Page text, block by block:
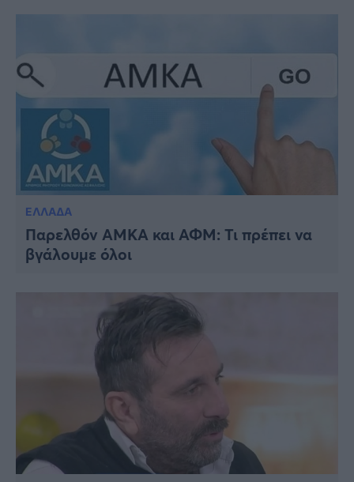
ΕΛΛΑΔΑ
Παρελθόν ΑΜΚΑ και ΑΦΜ: Τι πρέπει να
βγάλουμε όλοι